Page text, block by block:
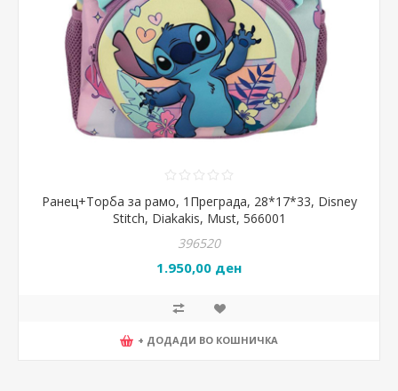
Ранец+Торба за рамо, 1Преграда, 28*17*33, Disney
Stitch, Diakakis, Must, 566001
396520
1.950,00 ден
+ ДОДАДИ ВО КОШНИЧКА